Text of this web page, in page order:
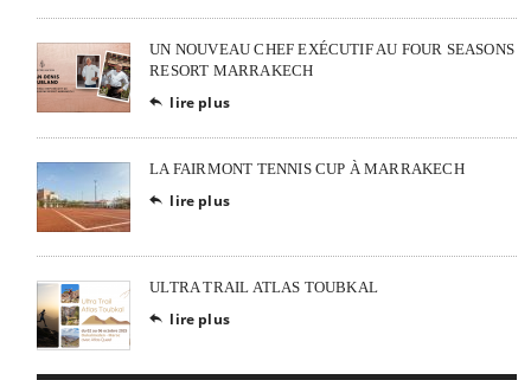
UN NOUVEAU CHEF EXÉCUTIF AU FOUR SEASONS
RESORT MARRAKECH
 lire plus
LA FAIRMONT TENNIS CUP À MARRAKECH
 lire plus
ULTRA TRAIL ATLAS TOUBKAL
 lire plus